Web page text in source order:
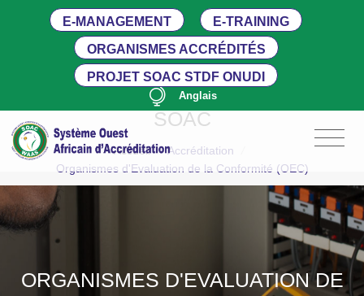
E-MANAGEMENT
E-TRAINING
ORGANISMES ACCRÉDITÉS
PROJET SOAC STDF ONUDI
Anglais
SOAC
Accueil / Accréditation
Organismes d'Evaluation de la Conformité (OEC)
ORGANISMES D'EVALUATION DE